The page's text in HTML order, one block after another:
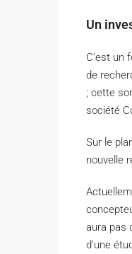
Un
C’est un
de
; cette
société
Sur le
nouvelle
aura pas
d’une